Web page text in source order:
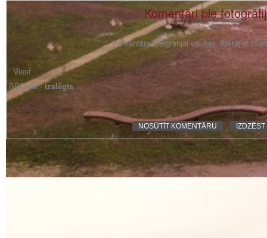
Komentāri pie
Komentāra fotogrāfijai vēl nav. Atstājiet
BBCode -izslēgts